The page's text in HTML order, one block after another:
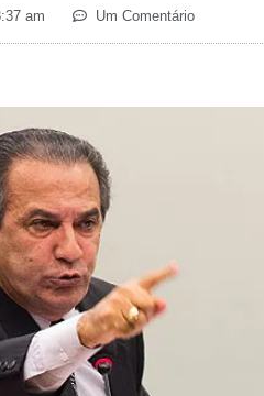
am Um Comentário